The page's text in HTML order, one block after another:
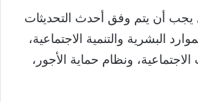
يجب أن يتم وفق أحدث التحديثات
البشرية والتنمية الاجتماعية،
ونظام حماية الأجور،